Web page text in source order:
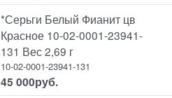
*Серьги Белый Фианит цв
Красное 10-02-0001-23941-
131 Вес 2,69 г
10-02-0001-23941-131
45 000руб.